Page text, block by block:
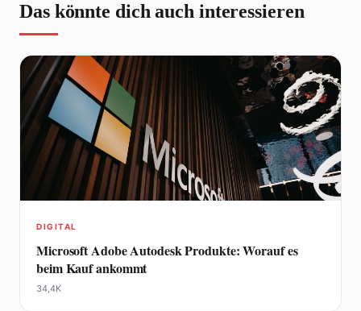
Das könnte dich auch interessieren
DIGITAL
Microsoft Adobe Autodesk Produkte: Worauf es
beim Kauf ankommt
34,4K